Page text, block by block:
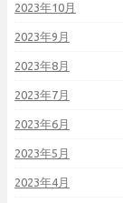
2023年10月
2023年9月
2023年8月
2023年7月
2023年6月
2023年5月
2023年4月